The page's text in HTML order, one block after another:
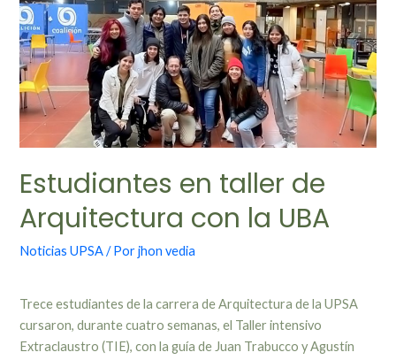
Estudiantes en taller de
Arquitectura con la UBA
Noticias UPSA/ Porjhon vedia
Trece estudiantes de la carrera de Arquitectura de la UPSA
cursaron, durante cuatro semanas, el Taller intensivo
Extraclaustro (TIE), con la guía de Juan Trabucco y Agustín